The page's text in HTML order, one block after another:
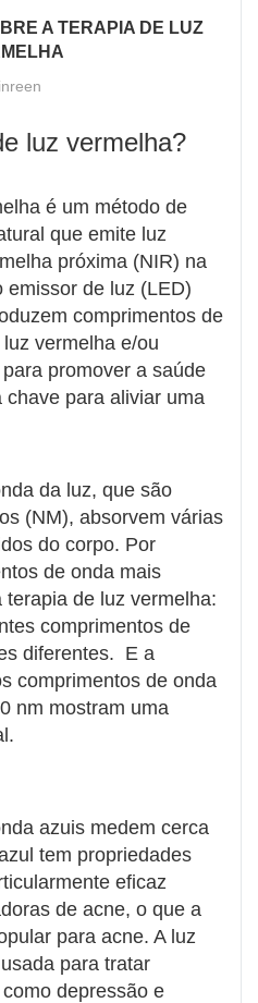
A TERAPIA DE LUZ
luz vermelha?
é um método de
que emite luz
próxima (NIR) na
emissor de luz (LED)
comprimentos de
vermelha e/ou
promover a saúde
para aliviar uma
da luz, que são
(NM), absorvem várias
do corpo. Por
de onda mais
de luz vermelha:
comprimentos de
diferentes. E a
comprimentos de onda
nm mostram uma
azuis medem cerca
tem propriedades
eficaz
de acne, o que a
para acne. A luz
para tratar
depressão e